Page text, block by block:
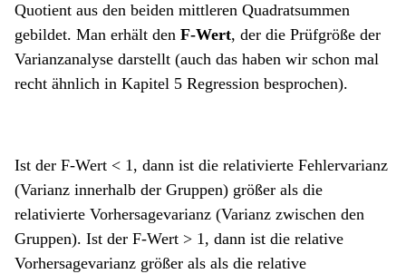
Quotient aus den beiden mittleren Quadratsummen
gebildet. Man erhält den F-Wert, der die Prüfgröße der
Varianzanalyse darstellt (auch das haben wir schon mal
recht ähnlich in Kapitel 5 Regression besprochen).
Ist der F-Wert < 1, dann ist die relativierte Fehlervarianz
(Varianz innerhalb der Gruppen) größer als die
relativierte Vorhersagevarianz (Varianz zwischen den
Gruppen). Ist der F-Wert > 1, dann ist die relative
Vorhersagevarianz größer als als die relative